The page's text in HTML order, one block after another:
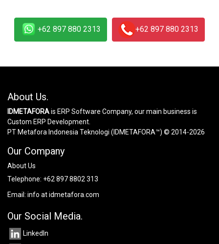
+62 897 880 2313 +62 897 880 2313
About Us.
IDMETAFORAis ERP Software Company, our main business is
Custom ERP Development.
PT Metafora Indonesia Teknologi (IDMETAFORA™) © 2014-2026
Our Company
About Us
Telephone: +62 897 8802 313
Email: info at idmetafora.com
Our Social Media.
LinkedIn